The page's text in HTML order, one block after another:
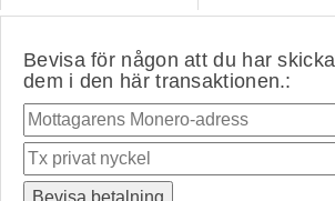
Bevisa för någon att du har
dem i den här transaktionen.: